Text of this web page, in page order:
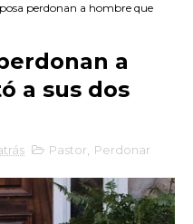
perdonan a hombre que
a
a sus dos
Pastor Perdonar